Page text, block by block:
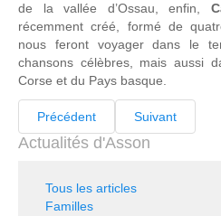
de la vallée d’Ossau, enfin,
récemment créé, formé de
nous feront voyager dans le
chansons célèbres, mais aussi
Corse et du Pays basque.
Précédent Suivant
Actualités d'Asson
Tous les articles
Familles